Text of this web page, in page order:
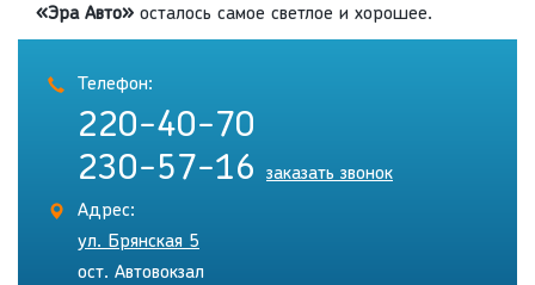
«Эра Авто» осталось самое светлое и хорошее.
Телефон:
220-40-70
230-57-16
заказать звонок
Адрес:
ул. Брянская 5
ост. Автовокзал